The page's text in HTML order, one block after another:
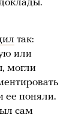
так:
или
могли
ее поняли.
сам